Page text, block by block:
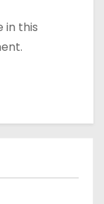
in this